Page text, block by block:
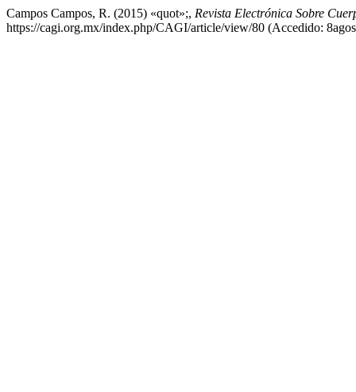
Campos Campos, R. (2015) «quot»;, Revista Electrónica Sobre
https://cagi.org.mx/index.php/CAGI/article/view/80 (Accedido: